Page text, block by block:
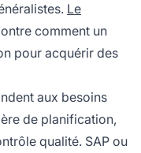
Le
comment un
pour acquérir des
aux besoins
de planification,
qualité. SAP ou